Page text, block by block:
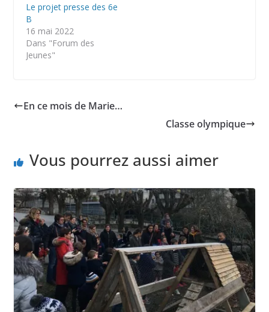
Le projet presse des 6e
B
16 mai 2022
Dans "Forum des
Jeunes"
En ce mois de Marie…
Classe olympique
Vous pourrez aussi aimer